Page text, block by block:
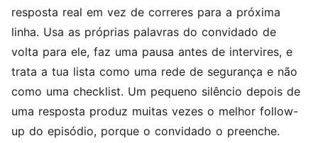
resposta real em vez de correres para a próxima
linha. Usa as próprias palavras do convidado de
volta para ele, faz uma pausa antes de intervires, e
trata a tua lista como uma rede de segurança e não
como uma checklist. Um pequeno silêncio depois de
uma resposta produz muitas vezes o melhor follow-
up do episódio, porque o convidado o preenche.